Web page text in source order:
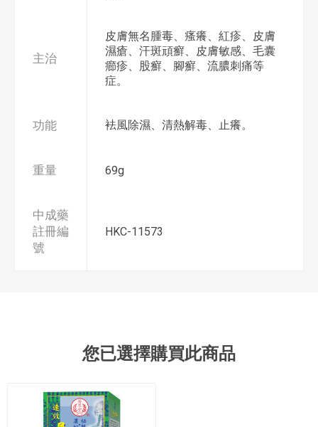
主治
皮膚無名腫毒、瘙癢、紅疹、皮膚
濕瘡、汗斑頑癬、皮膚敏感、毛囊
癤疹、股癬、腳癬、流膿刺痛等
症。
功能 袪風除濕、清熱解毒、止癢。
重量 69g
中成藥
註冊編
號
HKC-11573
您已選擇購買此商品